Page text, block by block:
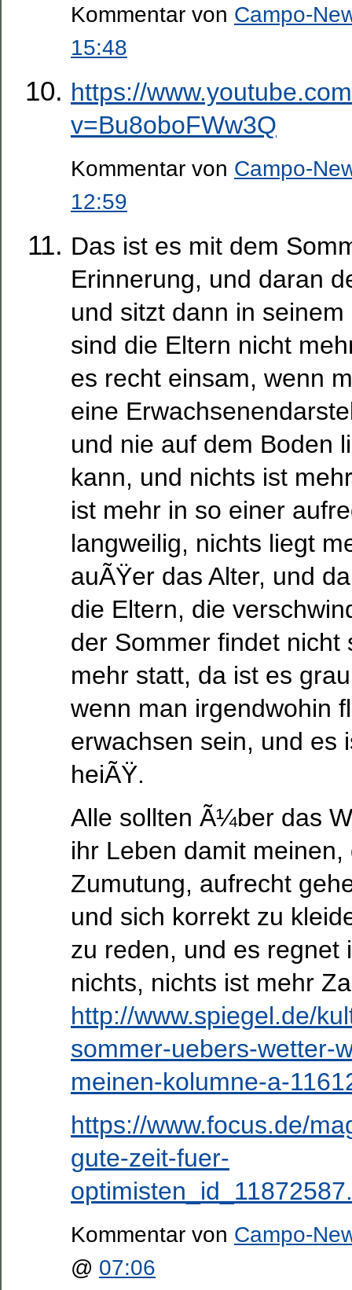
Kommentar von Campo-
15:48
https://
v=Bu8oboFWw3Q
Kommentar von Campo-
12:59
Das ist es mit dem
Erinnerung, und daran
und sitzt dann in
sind die Eltern nicht
es recht einsam, wenn
eine
und nie auf dem Boden
kann, und nichts ist
ist mehr in so einer
langweilig, nichts liegt
auÃŸer das Alter, und
die Eltern, die
der Sommer findet nicht
mehr statt, da ist es
wenn man irgendwohin
erwachsen sein, und es
heiÃŸ.
Alle sollten Ã¼ber das
ihr Leben damit
Zumutung, aufrecht
und sich korrekt zu
zu reden, und es regnet
nichts, nichts ist mehr
http://www.spiegel.de/
sommer-uebers-wetter-
meinen-kolumne-a-
https://www.focus.de/
gute-zeit-fuer-
Kommentar von Campo-
@ 07:06